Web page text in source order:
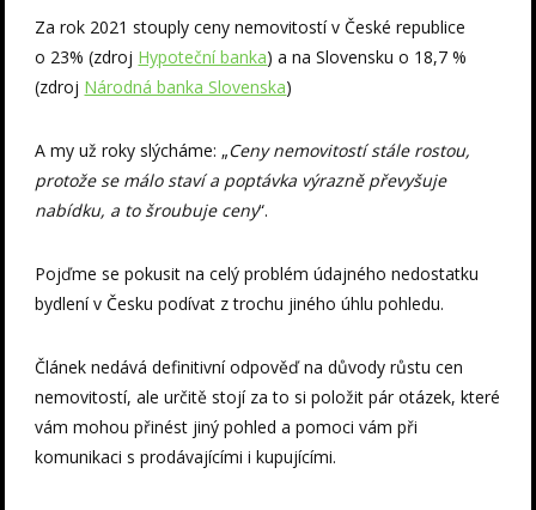
Za rok 2021 stouply ceny nemovitostí v České republice
o 23% (zdroj Hypoteční banka) a na Slovensku o 18,7 %
(zdroj Národná banka Slovenska)
A my už roky slýcháme: „Ceny nemovitostí stále rostou,
protože se málo staví a poptávka výrazně převyšuje
nabídku, a to šroubuje ceny“.
Pojďme se pokusit na celý problém údajného nedostatku
bydlení v Česku podívat z trochu jiného úhlu pohledu.
Článek nedává definitivní odpověď na důvody růstu cen
nemovitostí, ale určitě stojí za to si položit pár otázek, které
vám mohou přinést jiný pohled a pomoci vám při
komunikaci s prodávajícími i kupujícími.